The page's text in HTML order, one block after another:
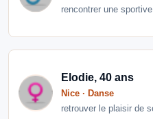
rencontrer une
Elodie, 40 ans
Nice · Danse
retrouver le plaisir de